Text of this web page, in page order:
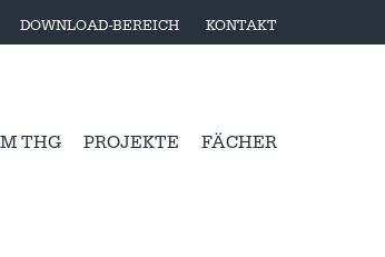
DOWNLOAD-BEREICH KONTAKT
THG PROJEKTE FÄCHER